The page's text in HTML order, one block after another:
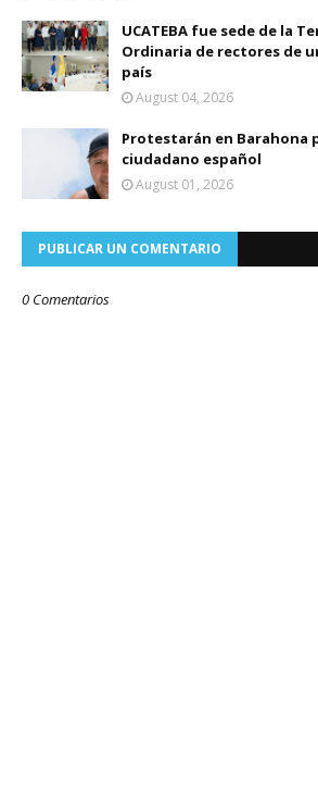
UCATEBA fue sede de la
Ordinaria de rectores de
país
August 04, 2026
Protestarán en Barahona
ciudadano español
August 01, 2026
PUBLICAR UN COMENTARIO
0 Comentarios